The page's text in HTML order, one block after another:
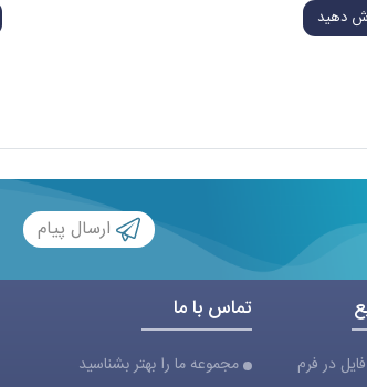
دهید
ارسال پیام
در فرم
تماس با ما
مجموعه ما را بهتر بشناسید